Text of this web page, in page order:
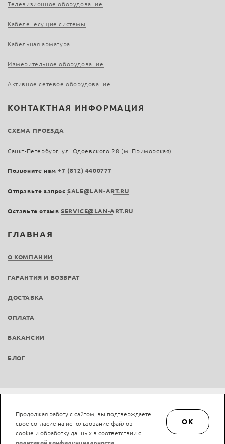
ГЛАВНАЯ
О КОМПАНИИ
ГАРАНТИЯ И ВОЗВРАТ
ДОСТАВКА
ОПЛАТА
ВАКАНСИИ
БЛОГ
Телевизионное оборудование
Кабеленесущие системы
Кабельная арматура
Измерительное оборудование
Активное сетевое оборудование
КОНТАКТНАЯ ИНФОРМАЦИЯ
СХЕМА ПРОЕЗДА
Санкт-Петербург, ул. Одоевского 28 (м. Приморская)
Позвоните нам+7 (812) 4400777
Отправьте запросSALE@LAN-ART.RU
Оставьте отзыв SERVICE@LAN-ART.RU
Не является публичной офертой © LAN-art.ru, 2013—2026. Все права защищены.
Политика конфиденциальности.
Положение об обработке и защите персональных
данных.
Продолжая работу с сайтом, вы подтверждаете
свое согласие на использование файлов
cookie и обработку данных в соответствии с
OK